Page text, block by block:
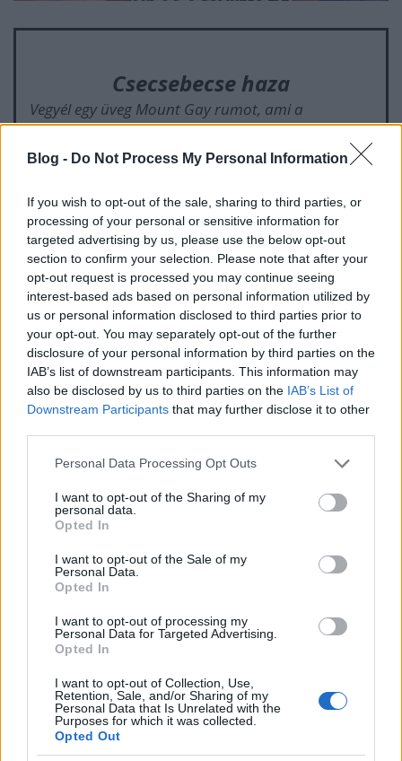
Blog - Do Not Process My Personal Information
If you wish to opt-out of the sale, sharing to third parties, or
processing of your personal or sensitive information for
targeted advertising by us, please use the below opt-out
section to confirm your selection. Please note that after your
opt-out request is processed you may continue seeing
interest-based ads based on personal information utilized by
us or personal information disclosed to third parties prior to
your opt-out. You may separately opt-out of the further
disclosure of your personal information by third parties on the
IAB’s list of downstream participants. This information may
also be disclosed by us to third parties on the IAB’s List of
Downstream Participants that may further disclose it to other
Please note that this website/app uses one or more Google
not limited to your visit or usage behaviour. You may click to
grant or deny consent to Google and its third-party tags to
use your data for below specified purposes in below Google
consent section.
Personal Data Processing Opt Outs
I want to opt-out of the Sharing of my
personal data.
Opted In
I want to opt-out of the Sale of my
Personal Data.
Opted In
I want to opt-out of processing my
Personal Data for Targeted Advertising.
Opted In
I want to opt-out of Collection, Use,
Retention, Sale, and/or Sharing of my
Personal Data that Is Unrelated with the
Purposes for which it was collected.
Opted Out
Csecsebecse haza
Vegyél egy üveg Mount Gay rumot, ami a
legismertebb helyi rum. A közértben egy negyed
literes üveg 5 USD-ba kerül. A vámmentesnek
mondott boltokban a kikötőben sem lesz sokkal